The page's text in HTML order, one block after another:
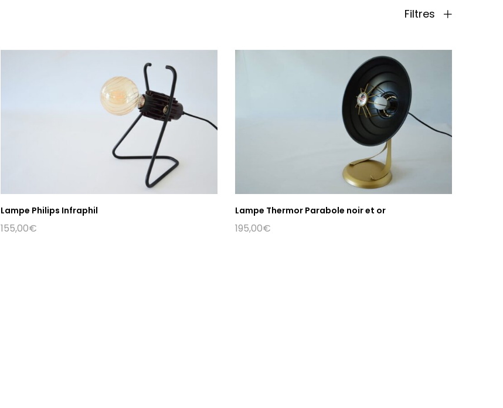
Filtres
Lampe Philips Infraphil
155,00€
Lampe Thermor Parabole noir et or
195,00€